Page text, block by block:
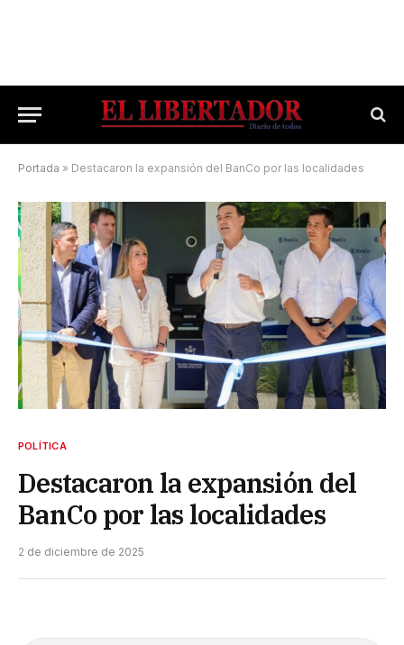
Portada » Destacaron la expansión del BanCo por las localidades
POLÍTICA
Destacaron la expansión del
BanCo por las localidades
2 de diciembre de 2025